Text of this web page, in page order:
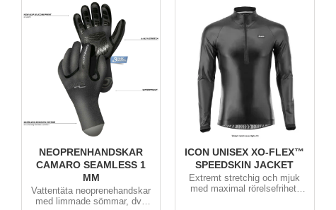
NEOPRENHANDSKAR
CAMARO SEAMLESS 1
MM
Vattentäta neoprenehandskar
med limmade sömmar, dvs
ICON UNISEX XO-FLEX™
SPEEDSKIN JACKET
Extremt stretchig och mjuk
med maximal rörelsefrihet.